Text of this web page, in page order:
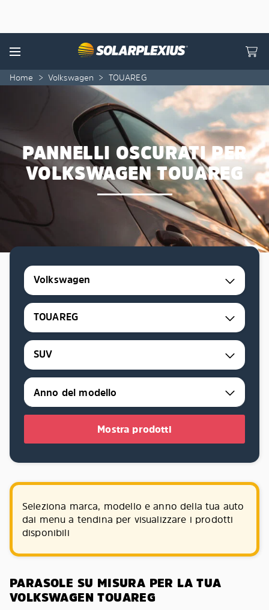
Menu
Home > Volkswagen > TOUAREG
PANNELLI OSCURATI PER
VOLKSWAGEN TOUAREG
Volkswagen
TOUAREG
SUV
Mostra prodotti
Seleziona marca, modello e anno della tua auto
dai menu a tendina per visualizzare i prodotti
disponibili
PARASOLE SU MISURA PER LA TUA
VOLKSWAGEN TOUAREG